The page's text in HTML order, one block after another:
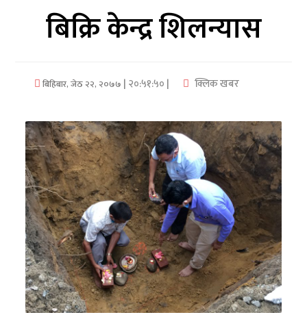
राजनीति
अन्तर्राष्ट्रिय
अर्थ/
मनाेरञ्जन
विज्ञान
प्रविधि
अन्तरर्वार्ता
विचार/
ब्लग
खेलकुद
बिक्रि केन्द्र शिलन्यास
बिहिबार, जेठ २२, २०७७ | २०:५१:५० | क्लिक खबर